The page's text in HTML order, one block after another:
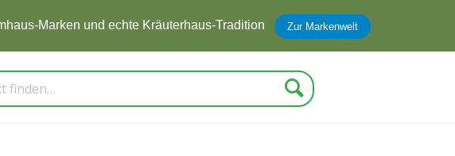
Marken und echte Kräuterhaus-Tradition Zur Markenwelt
Suche